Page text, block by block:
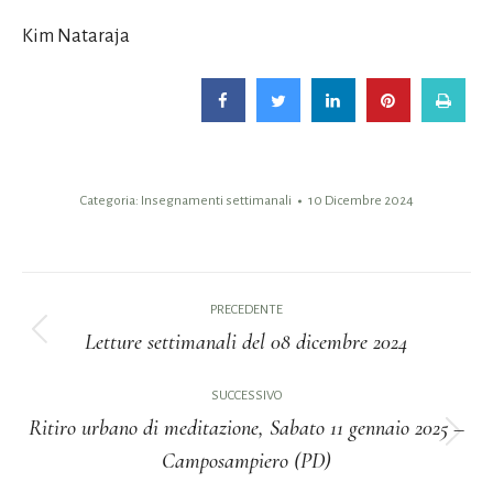
Kim Nataraja
Categoria: Insegnamenti settimanali 10 Dicembre 2024
tra
post
PRECEDENTE
Post
precedente:
Letture settimanali del 08 dicembre 2024
SUCCESSIVO
Prossimo
Ritiro urbano di meditazione, Sabato 11 gennaio 2025 –
Camposampiero (PD)